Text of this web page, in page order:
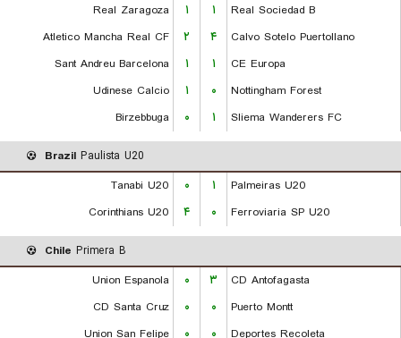
Real Zaragoza
۱ ۱
Real Sociedad B
Atletico Mancha Real CF
۲ ۴
Calvo Sotelo Puertollano
Sant Andreu Barcelona
۱ ۱
CE Europa
Udinese Calcio
۱ ۰
Nottingham Forest
Birzebbuga
۰ ۱ Sliema Wanderers FC
Brazil Paulista U20
Tanabi U20
۰ ۱
Palmeiras U20
Corinthians U20
۴ ۰ Ferroviaria SP U20
Chile Primera B
Union Espanola
۰ ۳
CD Antofagasta
CD Santa Cruz
۰ ۰
Puerto Montt
Union San Felipe
۰ ۰
Deportes Recoleta